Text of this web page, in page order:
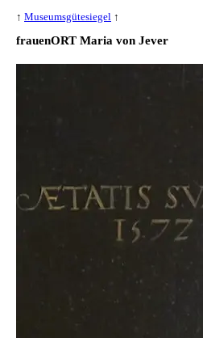
↑ Museumsgütesiegel ↑
frauenORT Maria von Jever